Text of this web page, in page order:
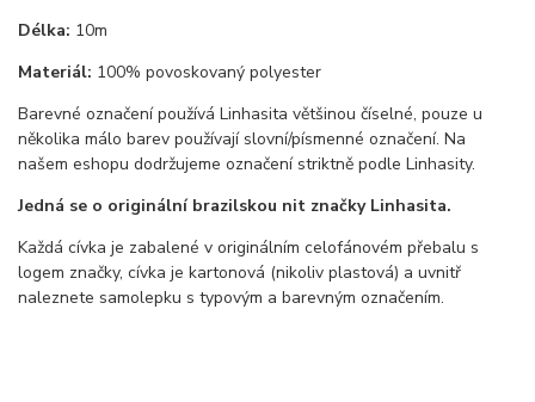
Délka: 10m
Materiál: 100% povoskovaný polyester
Barevné označení používá Linhasita většinou číselné, pouze u
několika málo barev používají slovní/písmenné označení. Na
našem eshopu dodržujeme označení striktně podle Linhasity.
Jedná se o originální brazilskou nit značky Linhasita.
Každá cívka je zabalené v originálním celofánovém přebalu s
logem značky, cívka je kartonová (nikoliv plastová) a uvnitř
naleznete samolepku s typovým a barevným označením.